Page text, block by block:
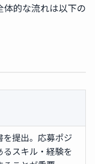
的な流れは以下の
提出。応募ポジ
スキル・経験を